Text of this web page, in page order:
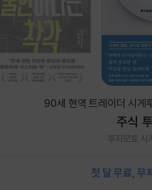
90세 현역 트레이더 시게
주식
후지모토 시
첫 달 무료, 무